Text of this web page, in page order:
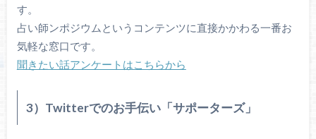
す。
占い師ンポジウムというコンテンツに直接かかわる一番お
気軽な窓口です。
聞きたい話アンケートはこちらから
3）Twitterでのお手伝い「サポーターズ」